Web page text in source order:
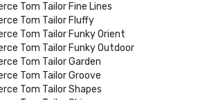
Tom Tailor Fine Lines
Tom Tailor Fluffy
Tom Tailor Funky Orient
Tom Tailor Funky Outdoor
Tom Tailor Garden
Tom Tailor Groove
Tom Tailor Shapes